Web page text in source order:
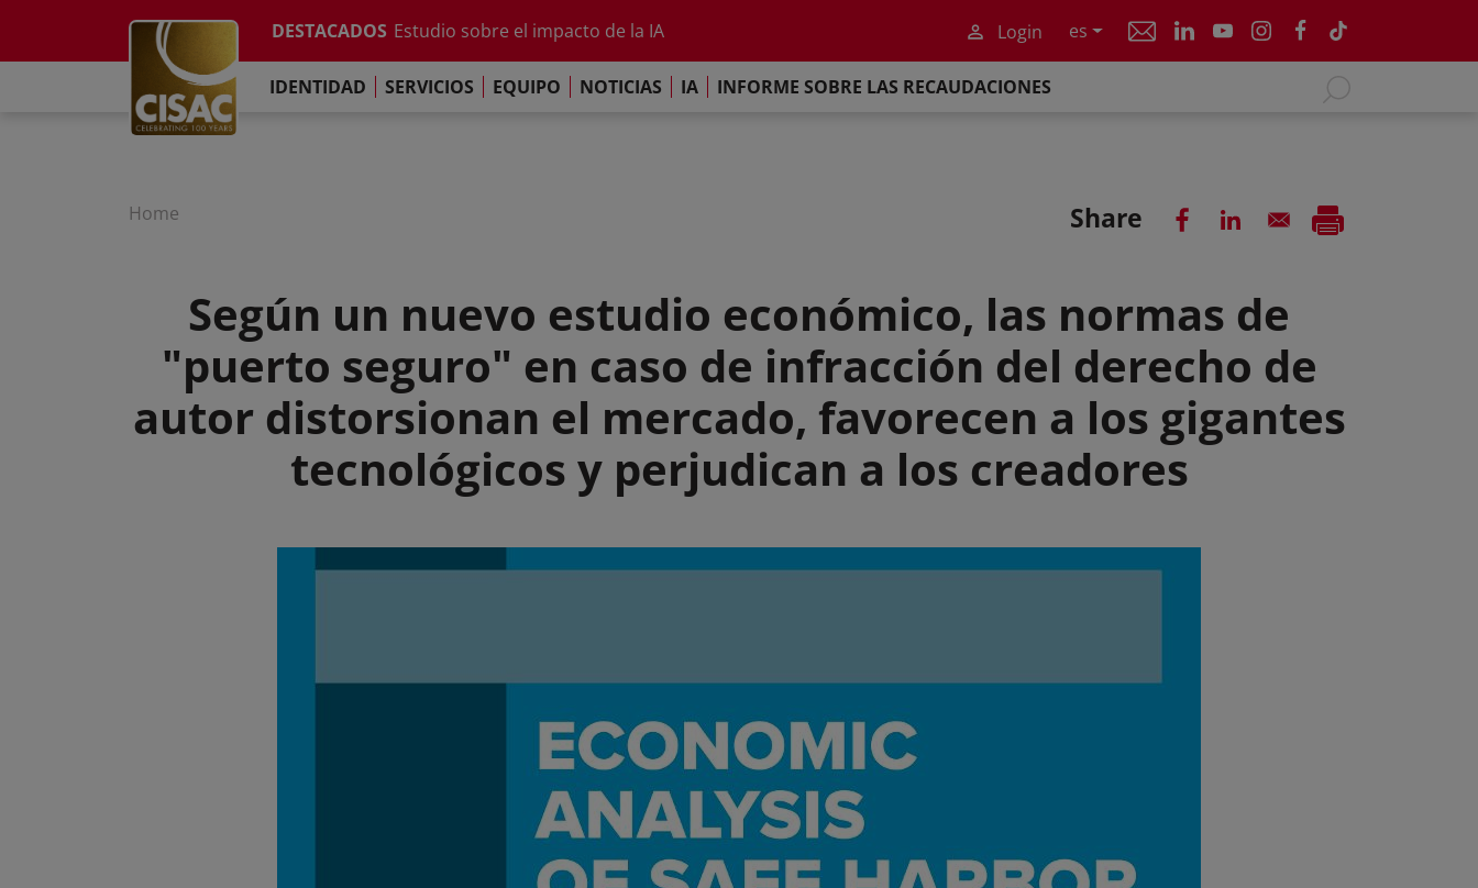
DESTACADOS Estudio sobre el impacto de la IA
El Compromiso de París
Informe sobre las Recaudaciones Mundiales de 2025
Login es
LinkedinYoutubeInstagramFacebookTikTok
IDENTIDAD SERVICIOS EQUIPO NOTICIAS IA INFORME SOBRE LAS RECAUDACIONES
Home Share
Según un nuevo estudio económico, las normas de
"puerto seguro" en caso de infracción del derecho de
autor distorsionan el mercado, favorecen a los gigantes
tecnológicos y perjudican a los creadores